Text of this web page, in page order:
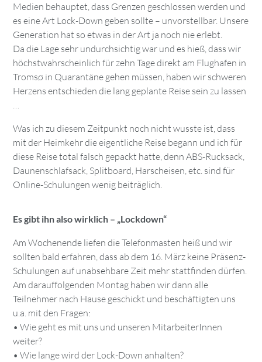
Medien behauptet, dass Grenzen geschlossen werden und
es eine Art Lock-Down geben sollte – unvorstellbar. Unsere
Generation hat so etwas in der Art ja noch nie erlebt.
Da die Lage sehr undurchsichtig war und es hieß, dass wir
höchstwahrscheinlich für zehn Tage direkt am Flughafen in
Tromsø in Quarantäne gehen müssen, haben wir schweren
Herzens entschieden die lang geplante Reise sein zu lassen
…
Was ich zu diesem Zeitpunkt noch nicht wusste ist, dass
mit der Heimkehr die eigentliche Reise begann und ich für
diese Reise total falsch gepackt hatte, denn ABS-Rucksack,
Daunenschlafsack, Splitboard, Harscheisen, etc. sind für
Online-Schulungen wenig beiträglich.
Es gibt ihn also wirklich – „Lockdown“
Am Wochenende liefen die Telefonmasten heiß und wir
sollten bald erfahren, dass ab dem 16. März keine Präsenz-
Schulungen auf unabsehbare Zeit mehr stattfinden dürfen.
Am darauffolgenden Montag haben wir dann alle
Teilnehmer nach Hause geschickt und beschäftigten uns
u.a. mit den Fragen:
• Wie geht es mit uns und unseren MitarbeiterInnen
weiter?
• Wie lange wird der Lock-Down anhalten?